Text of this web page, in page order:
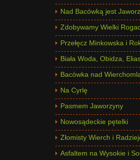
Nad Bacówką jest
Zdobywamy Wielki
Przełęcz Minkowska i
Biała Woda, Obidza,
Bacówka nad
Na Cyrlę
Pasmem Jaworzyny
Nowosądeckie pętelki
Złomisty Wierch i
Asfaltem na Wysokie i